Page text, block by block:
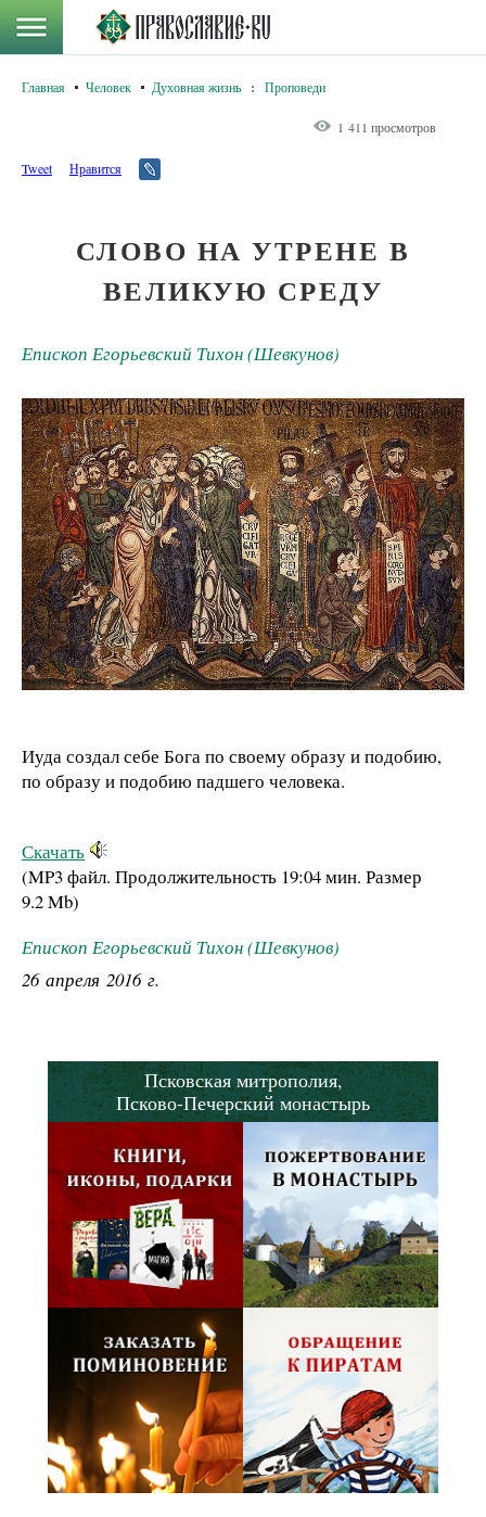
Главная Человек Духовная жизнь : Проповеди
1 411 просмотров
Tweet Нравится
СЛОВО НА УТРЕНЕ В
ВЕЛИКУЮ СРЕДУ
Епископ Егорьевский Тихон (Шевкунов)
Иуда создал себе Бога по своему образу и подобию,
по образу и подобию падшего человека.
Скачать
(MP3 файл. Продолжительность 19:04 мин. Размер
9.2 Mb)
Епископ Егорьевский Тихон (Шевкунов)
26 апреля 2016 г.
Псковская митрополия,
Псково-Печерский монастырь